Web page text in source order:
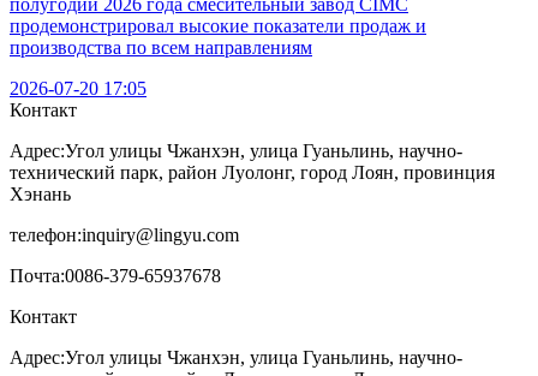
полугодии 2026 года смесительный завод CIMC
продемонстрировал высокие показатели продаж и
производства по всем направлениям
2026-07-20 17:05
Контакт
Адрес:Угол улицы Чжанхэн, улица Гуаньлинь, научно-
технический парк, район Луолонг, город Лоян, провинция
Хэнань
телефон:inquiry@lingyu.com
Почта:0086-379-65937678
Контакт
Адрес:Угол улицы Чжанхэн, улица Гуаньлинь, научно-